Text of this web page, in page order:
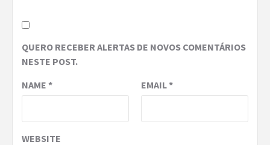
QUERO RECEBER ALERTAS DE NOVOS COMENTÁRIOS
NESTE POST.
NAME * EMAIL*
WEBSITE